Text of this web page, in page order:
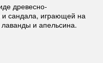
древесно-
и сандала, играющей на
и апельсина.